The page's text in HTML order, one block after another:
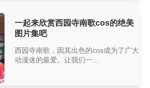
一起来欣赏西园寺南歌cos的绝美
图片集吧
西园寺南歌，因其出色的cos成为了广大
动漫迷的最爱。让我们一...